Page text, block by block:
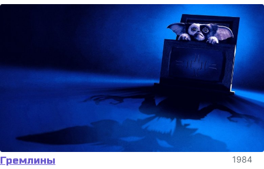
Гремлины 1984